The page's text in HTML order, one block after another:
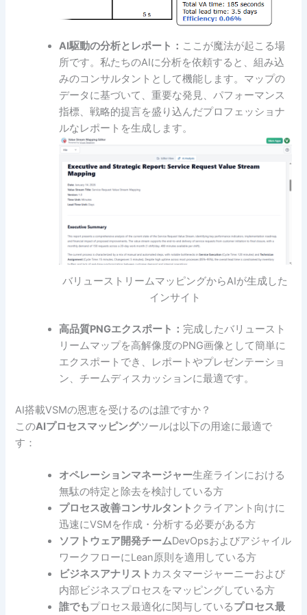
AI駆動の分析とレポート： ここが魔法が起こる場
所です。私たちのAIに分析を依頼すると、組み込
みのコンサルタントとして機能します。マップの
データに基づいて、重要な発見、パフォーマンス
指標、戦略的提言を盛り込んだプロフェッショナ
ルなレポートを生成します。
バリューストリームマッピングからAIが生成した
インサイト
高品質PNGエクスポート： 完成したバリュースト
リームマップを高解像度のPNG画像として簡単に
エクスポートでき、レポートやプレゼンテーショ
ン、チームディスカッションに最適です。
AI搭載VSMの恩恵を受けるのは誰ですか？
このAIプロセスマッピングツールは以下の用途に最適で
す：
オペレーションマネージャー生産ラインにおける
無駄の特定と除去を検討している方
プロセス改善コンサルタント クライアント向けに
迅速にVSMを作成・分析する必要がある方
ソフトウェア開発チームDevOpsおよびアジャイル
ワークフローにLean原則を適用している方
ビジネスアナリスト カスタマージャーニーおよび
内部ビジネスプロセスをマッピングしている方
誰でもプロセス最適化に関与しているプロセス最